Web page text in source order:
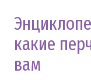
какие
вам